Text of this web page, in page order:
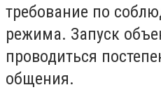
требование по
режима. Запуск
проводиться
общения.